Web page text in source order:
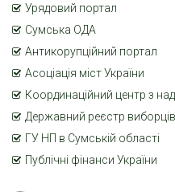
Урядовий портал
Сумська ОДА
Антикорупційний портал
Асоціація міст України
Координаційний центр з
Державний реєстр виборців
ГУ НП в Сумській області
Публічні фінанси України